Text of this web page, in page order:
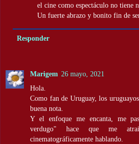
el cine como espectáculo no tiene
Un fuerte abrazo y bonito fin de
Responder
Marigem 26 mayo, 2021
Hola.
Como fan de Uruguay, los
buena nota.
Y el enfoque me encanta, me
verdugo" hace que me
cinematográficamente hablando.